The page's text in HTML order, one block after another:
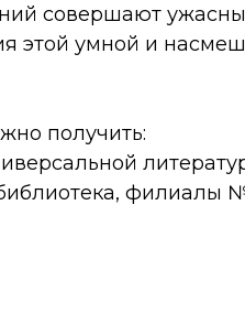
совершают
этой умной и
получить:
филиалы